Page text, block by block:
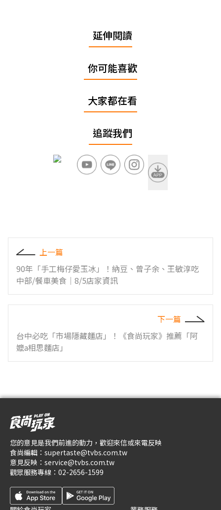
延伸閱讀
你可能喜歡
大家都在看
追蹤我們
上一篇
90年「手工梅仔愛玉冰」！納豆、曾子余、王敏淳吃
中部/餐車美食｜8/5店家資訊
下一篇
台中必吃「市場隱藏麵店」！《食尚玩家》推薦「阿
嬤a相思麵店」
您的意見是我們前進的動力，歡迎來信或來電反映
食尚編輯： supertaste@tvbs.com.tw
意見反映： service@tvbs.com.tw
觀眾服務專線： 02-2656-1599